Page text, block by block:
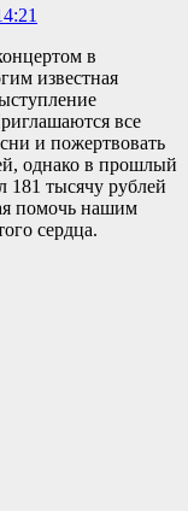
в
известная
все
и пожертвовать
однако в прошлый
181 тысячу рублей
помочь нашим
сердца.